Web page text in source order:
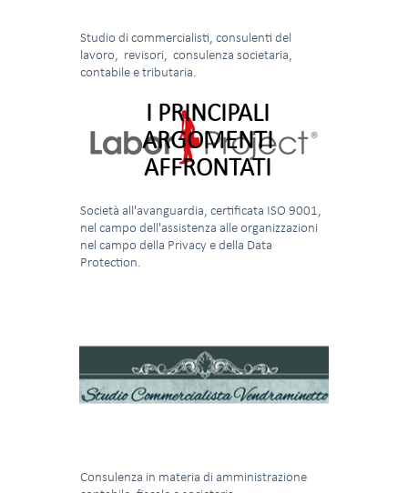
Studio di commercialisti, consulenti del
lavoro, revisori, consulenza societaria,
contabile e tributaria.
Società all'avanguardia, certificata ISO 9001,
nel campo dell'assistenza alle organizzazioni
nel campo della Privacy e della Data
Protection.
I PRINCIPALI
ARGOMENTI
AFFRONTATI
Consulenza in materia di amministrazione